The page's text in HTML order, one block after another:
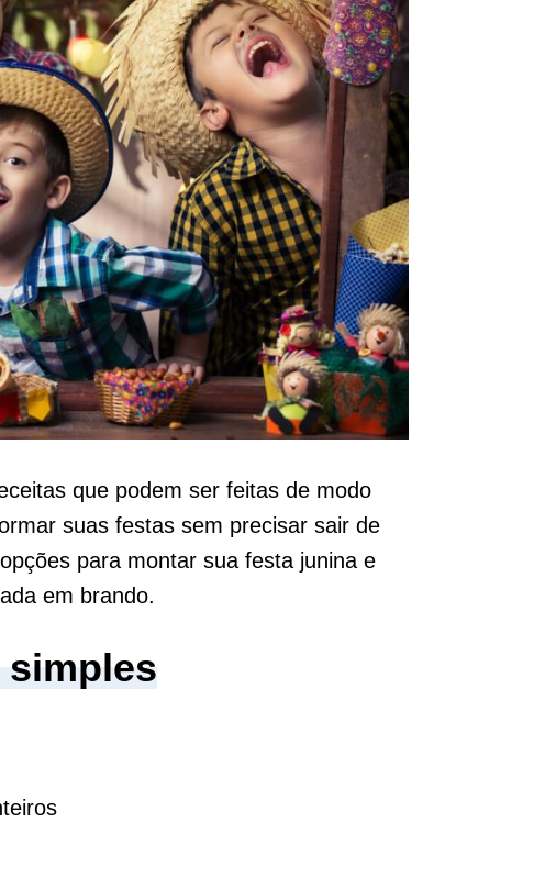
que podem ser feitas de modo
suas festas sem precisar sair de
para montar sua festa junina e
em brando.
simples